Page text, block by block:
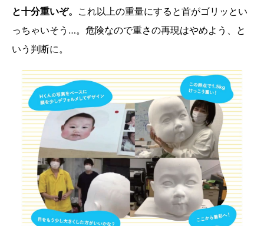
と十分重いぞ。 これ以上の重量にすると首がゴリッとい
っちゃいそう…。危険なので重さの再現はやめよう、と
いう判断に。